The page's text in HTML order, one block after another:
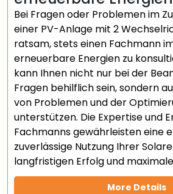
Bei Fragen oder Problemen im
einer PV-Anlage mit 2
ratsam, stets einen Fachmann
erneuerbare Energien zu
kann Ihnen nicht nur bei der
Fragen behilflich sein, sondern
von Problemen und der
unterstützen. Die Expertise und
Fachmanns gewährleisten eine
zuverlässige Nutzung Ihrer
langfristigen Erfolg und
More Details